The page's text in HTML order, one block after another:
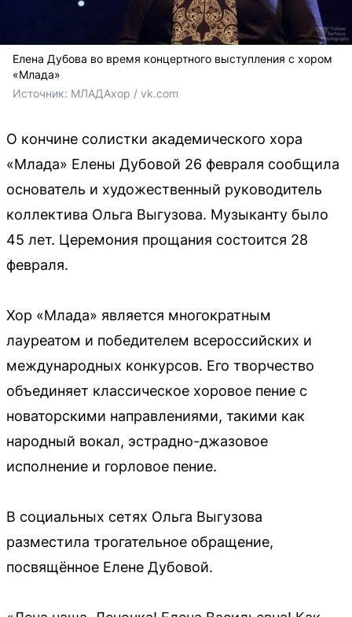
Елена Дубова во время концертного выступления с хором
«Млада»
Источник: МЛАДАхор / vk.com
О кончине солистки академического хора
«Млада» Елены Дубовой 26 февраля сообщила
основатель и художественный руководитель
коллектива Ольга Выгузова. Музыканту было
45 лет. Церемония прощания состоится 28
февраля.
Хор «Млада» является многократным
лауреатом и победителем всероссийских и
международных конкурсов. Его творчество
объединяет классическое хоровое пение с
новаторскими направлениями, такими как
народный вокал, эстрадно-джазовое
исполнение и горловое пение.
В социальных сетях Ольга Выгузова
разместила трогательное обращение,
посвящённое Елене Дубовой.